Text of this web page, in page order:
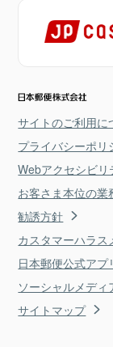
サイトのご利用に
プライバシーポリ
Webアクセシビリ
お客さま本位の
勧誘方針
カスタマーハラ
日本郵便公式アプ
ソーシャルメディ
サイトマップ